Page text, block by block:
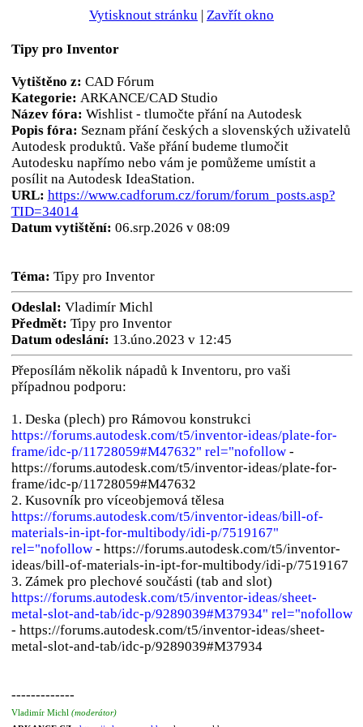
Vytisknout stránku | Zavřít okno
Tipy pro Inventor
Vytištěno z: CAD Fórum
Kategorie: ARKANCE/CAD Studio
Název fóra: Wishlist - tlumočte přání na Autodesk
Popis fóra: Seznam přání českých a slovenských uživatelů
Autodesk produktů. Vaše přání budeme tlumočit
Autodesku napřímo nebo vám je pomůžeme umístit a
posílit na Autodesk IdeaStation.
URL: https://www.cadforum.cz/forum/forum_posts.asp?
TID=34014
Datum vytištění: 06.srp.2026 v 08:09
Téma: Tipy pro Inventor
Odeslal: Vladimír Michl
Předmět: Tipy pro Inventor
Datum odeslání: 13.úno.2023 v 12:45
Přeposílám několik nápadů k Inventoru, pro vaši
případnou podporu:
1. Deska (plech) pro Rámovou konstrukci
https://forums.autodesk.com/t5/inventor-ideas/plate-for-
frame/idc-p/11728059#M47632" rel="nofollow-
https://forums.autodesk.com/t5/inventor-ideas/plate-for-
frame/idc-p/11728059#M47632
2. Kusovník pro víceobjemová tělesa
https://forums.autodesk.com/t5/inventor-ideas/bill-of-
materials-in-ipt-for-multibody/idi-p/7519167"
rel="nofollow- https://forums.autodesk.com/t5/inventor-
ideas/bill-of-materials-in-ipt-for-multibody/idi-p/7519167
3. Zámek pro plechové součásti (tab and slot)
https://forums.autodesk.com/t5/inventor-ideas/sheet-
metal-slot-and-tab/idc-p/9289039#M37934" rel="nofollow
- https://forums.autodesk.com/t5/inventor-ideas/sheet-
metal-slot-and-tab/idc-p/9289039#M37934
-------------
Vladimír Michl (moderátor)